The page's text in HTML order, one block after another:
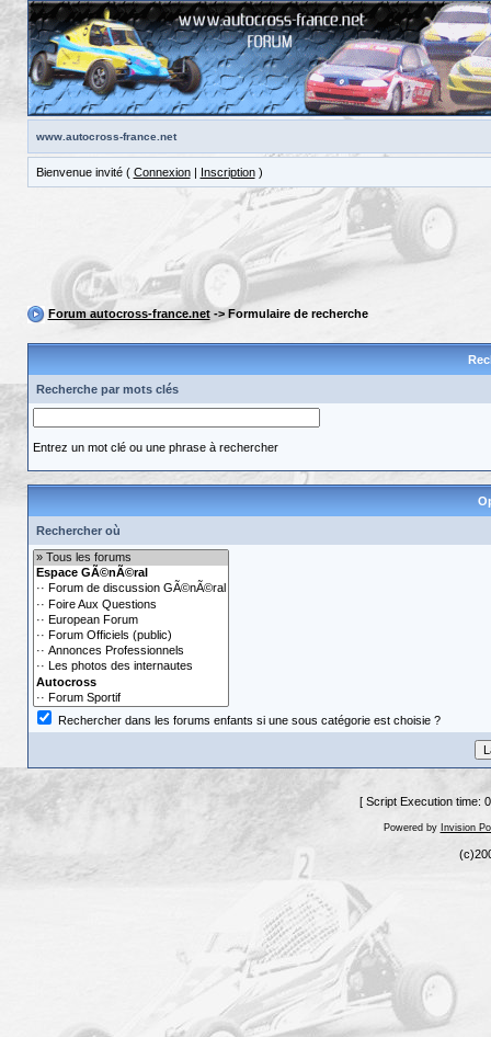
www.autocross-france.net
Bienvenue invité ( Connexion| Inscription)
Forum autocross-france.net-> Formulaire de recherche
Recherche par mots clés
Entrez un mot clé ou une phrase à rechercher
Rechercher où
Rechercher dans les forums enfants si une sous catégorie est choisie ?
[ Script Execution time:
Powered by Invision